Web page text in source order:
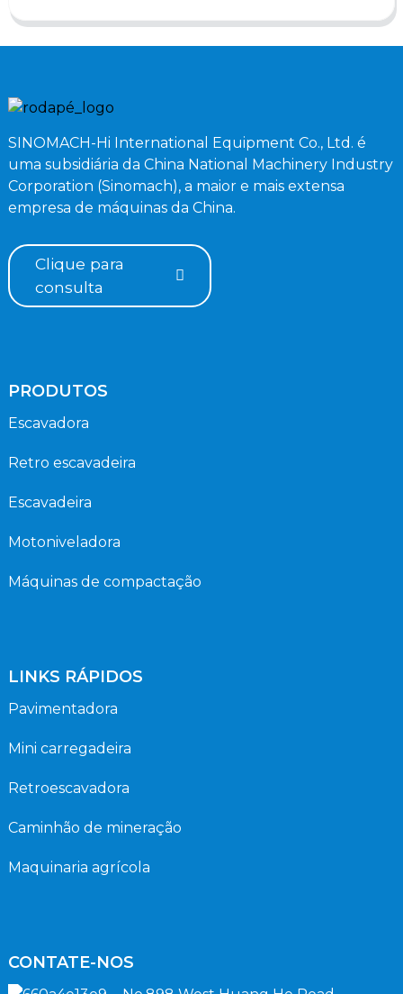
SINOMACH-Hi International Equipment Co., Ltd. é
uma subsidiária da China National Machinery Industry
Corporation (Sinomach), a maior e mais extensa
empresa de máquinas da China.
Clique para
consulta
PRODUTOS
Escavadora
Retro escavadeira
Escavadeira
Motoniveladora
Máquinas de compactação
LINKS RÁPIDOS
Pavimentadora
Mini carregadeira
Retroescavadora
Caminhão de mineração
Maquinaria agrícola
CONTATE-NOS